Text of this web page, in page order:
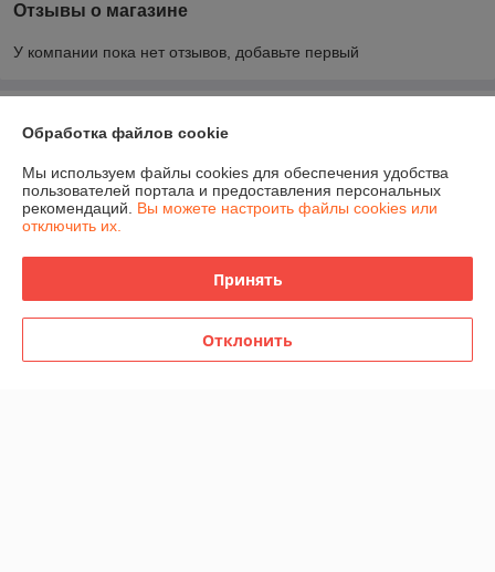
Отзывы о магазине
У компании пока нет отзывов, добавьте первый
Контакты
Доставка и оплата
Полная версия сайта
Обработка файлов cookie
Мы используем файлы cookies для обеспечения удобства
пользователей портала и предоставления персональных
рекомендаций. Вы можете настроить файлы cookies или
отключить их.
Принять
Отклонить